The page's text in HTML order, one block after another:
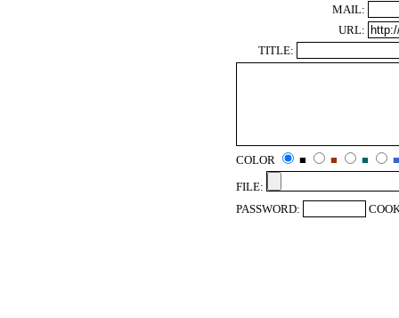
MAIL:
URL:
TITLE:
COLOR ■ ■ ■
■
FILE:
PASSWORD: